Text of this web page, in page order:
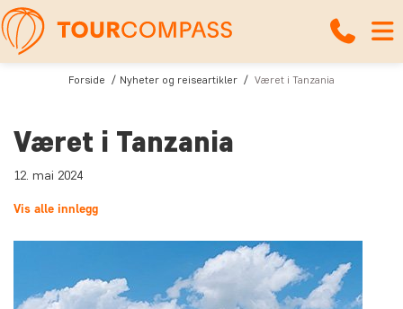
Forside Nyheter og reiseartikler Været i Tanzania
Været i Tanzania
12. mai 2024
Vis alle innlegg